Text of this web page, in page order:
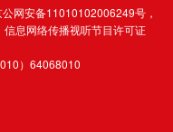
公网安备11010102006249号，
信息网络传播视听节目许可证
）64068010